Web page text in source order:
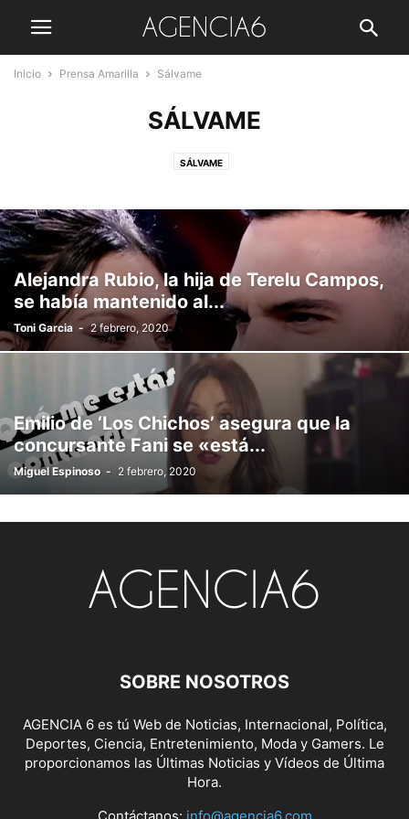
Inicio Prensa Amarilla Sálvame
SÁLVAME
SÁLVAME
Alejandra Rubio, la hija de Terelu Campos,
se había mantenido al...
Toni Garcia - 2 febrero, 2020
Emilio de ‘Los Chichos’ asegura que la
concursante Fani se «está...
Miguel Espinoso - 2 febrero, 2020
SOBRE NOSOTROS
AGENCIA 6 es tú Web de Noticias, Internacional, Política,
Deportes, Ciencia, Entretenimiento, Moda y Gamers. Le
proporcionamos las Últimas Noticias y Vídeos de Última
Hora.